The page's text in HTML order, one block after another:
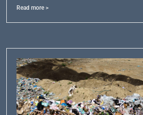
Read more >